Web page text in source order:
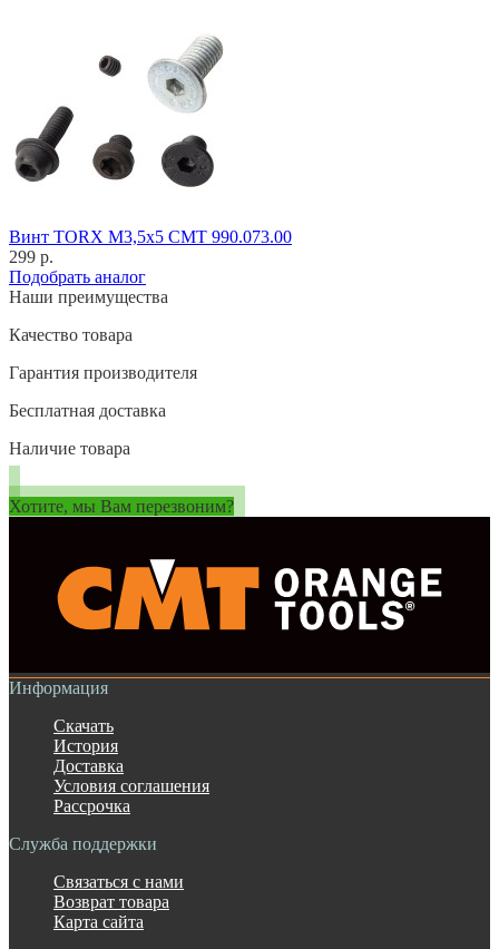
Винт TORX M3,5x5 CMT 990.073.00
299 р.
Подобрать аналог
Наши преимущества
Качество товара
Гарантия производителя
Бесплатная доставка
Наличие товара
Хотите, мы Вам перезвоним?
Информация
Скачать
История
Доставка
Условия соглашения
Рассрочка
Служба поддержки
Связаться с нами
Возврат товара
Карта сайта